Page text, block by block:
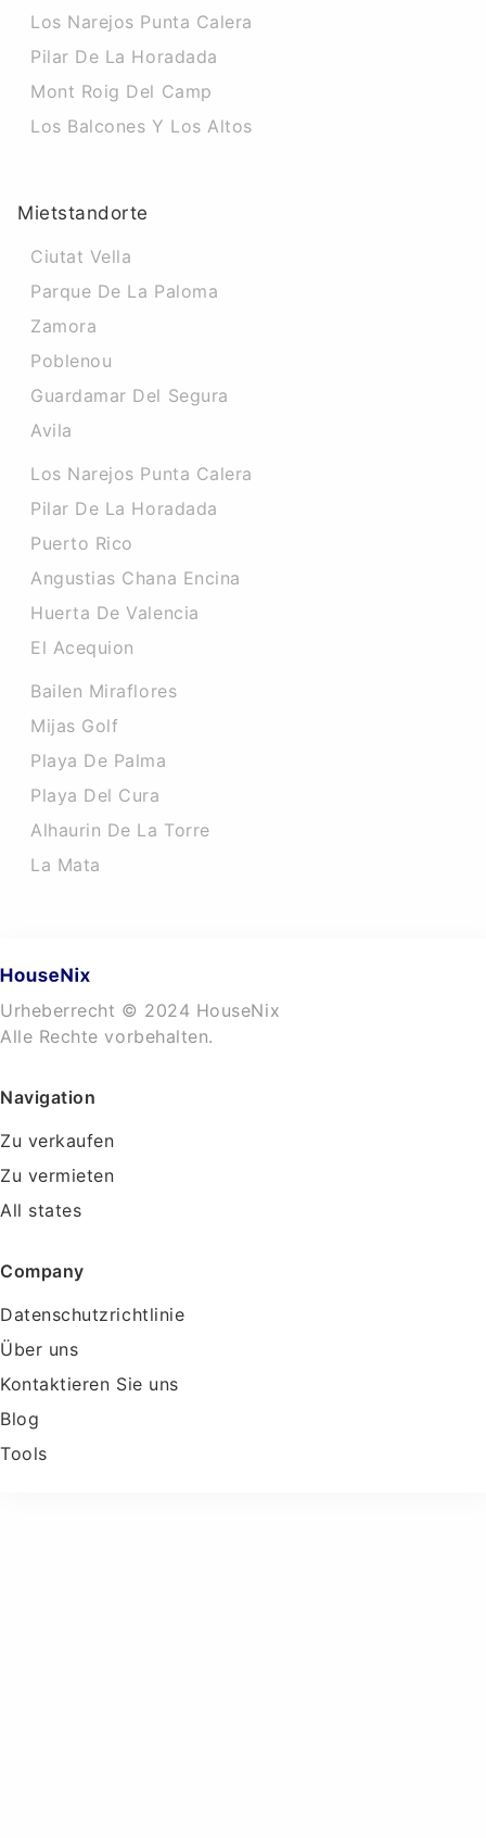
Los Narejos Punta Calera
Pilar De La Horadada
Mont Roig Del Camp
Los Balcones Y Los Altos
Mietstandorte
Ciutat Vella
Parque De La Paloma
Zamora
Poblenou
Guardamar Del Segura
Avila
Los Narejos Punta Calera
Pilar De La Horadada
Puerto Rico
Angustias Chana Encina
Huerta De Valencia
El Acequion
Bailen Miraflores
Mijas Golf
Playa De Palma
Playa Del Cura
Alhaurin De La Torre
La Mata
Urheberrecht © 2024 HouseNix
Alle Rechte vorbehalten.
Navigation
Zu verkaufen
Zu vermieten
All states
Company
Datenschutzrichtlinie
Über uns
Kontaktieren Sie uns
Blog
Tools